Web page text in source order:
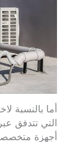
أما بالنسبة
التي تتدفق
أجهزة